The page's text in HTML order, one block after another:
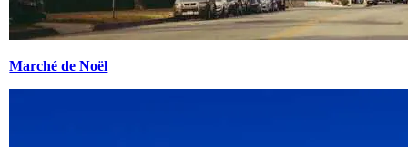
Marché de Noël